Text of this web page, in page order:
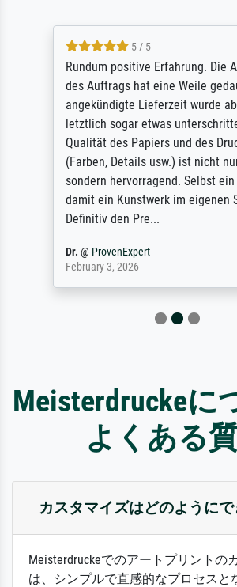
5 / 5
Rundum positive Erfahrung. Die
des Auftrags hat eine Weile
angekündigte Lieferzeit wurde
letztlich sogar etwas
Qualität des Papiers und des
(Farben, Details usw.) ist nicht
sondern hervorragend. Selbst
damit ein Kunstwerk im eigenen
Definitiv den Pre...
Dr. @ ProvenExpert
February 3, 2026
Meisterdruckeに
よくある
カスタマイズはどのようにで
Meisterdruckeでのアートプリントの
は、シンプルで直感的なプロセスと